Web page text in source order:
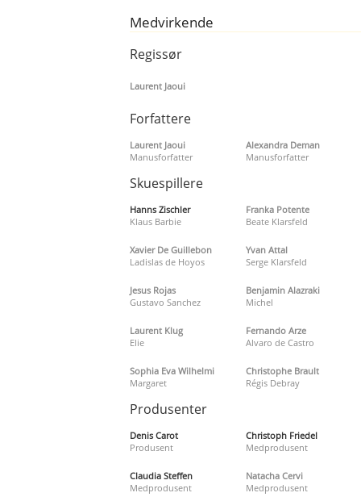
Medvirkende
Regissør
Laurent Jaoui
Forfattere
Laurent Jaoui
Manusforfatter
Alexandra Deman
Manusforfatter
Skuespillere
Hanns Zischler
Klaus Barbie
Franka Potente
Beate Klarsfeld
Xavier De Guillebon
Ladislas de Hoyos
Yvan Attal
Serge Klarsfeld
Jesus Rojas
Gustavo Sanchez
Benjamin Alazraki
Michel
Laurent Klug
Elie
Fernando Arze
Alvaro de Castro
Sophia Eva Wilhelmi
Margaret
Christophe Brault
Régis Debray
Produsenter
Denis Carot
Produsent
Christoph Friedel
Medprodusent
Claudia Steffen
Medprodusent
Natacha Cervi
Medprodusent